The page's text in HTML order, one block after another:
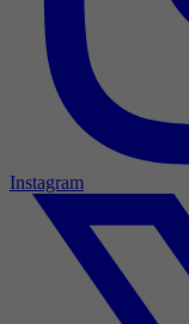
Instagram